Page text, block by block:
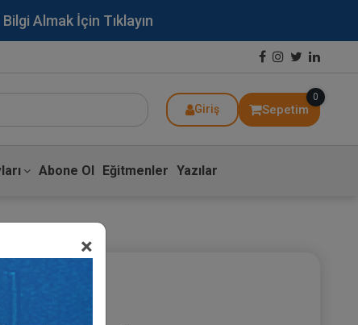
Almak İçin Tıklayın
Giriş Sepetim
0
Abone Ol Eğitmenler Yazılar
×
Yap